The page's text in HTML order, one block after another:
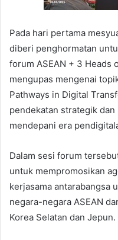
Pada hari pertama
diberi penghormatan
forum ASEAN + 3 Heads
mengupas mengenai
Pathways in Digital
pendekatan strategik
mendepani era
Dalam sesi forum
untuk mempromosikan
kerjasama antarabangsa
negara-negara ASEAN
Korea Selatan dan Jepun.